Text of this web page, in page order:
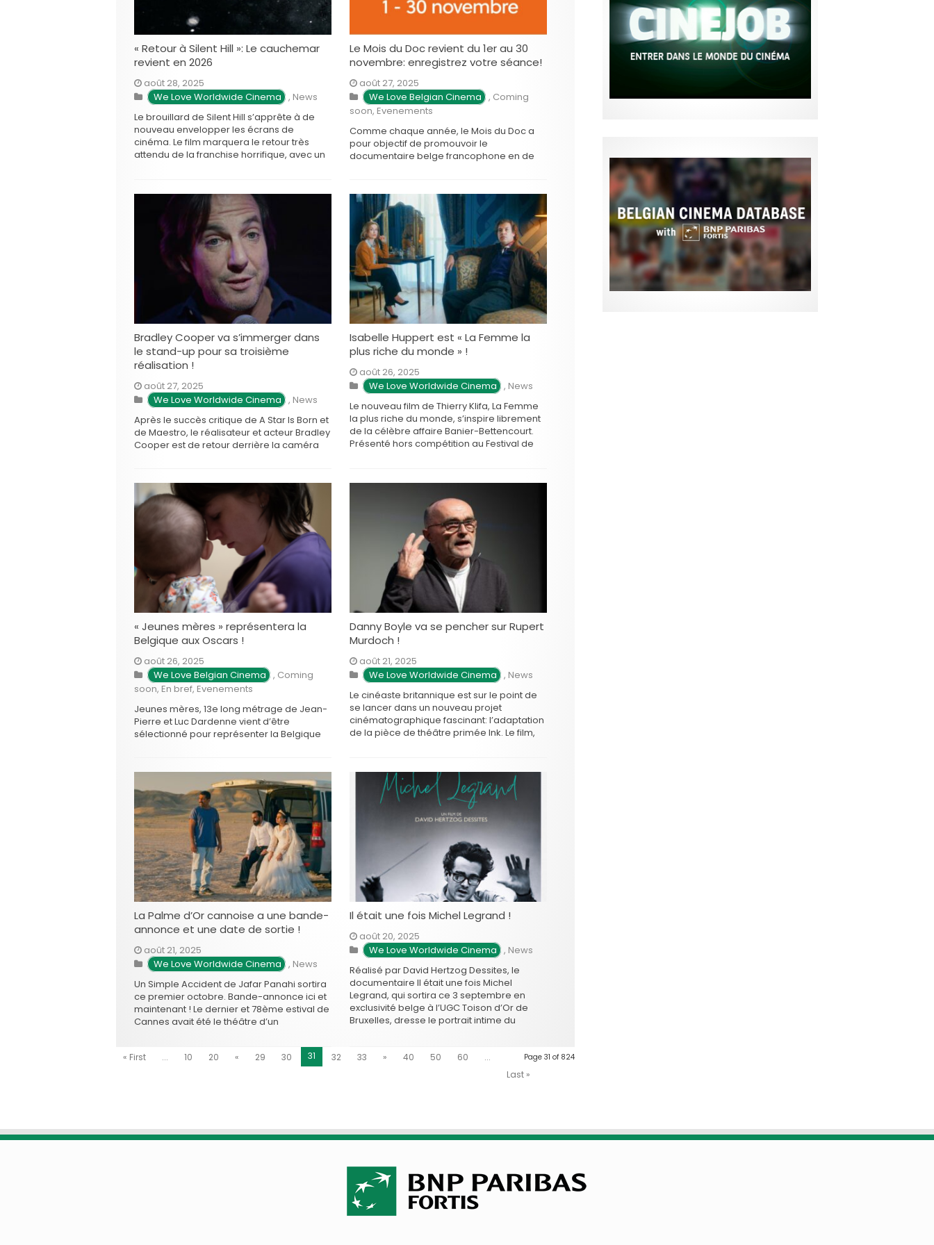
« Retour à Silent Hill »: Le cauchemar
revient en 2026
août 28, 2025
We Love Worldwide Cinema , News
Le brouillard de Silent Hill s’apprête à de
nouveau envelopper les écrans de
cinéma. Le film marquera le retour très
attendu de la franchise horrifique, avec un
dans les profondeurs de la psyché
humaine. Return to …
Le Mois du Doc revient du 1er au 30
novembre: enregistrez votre séance!
août 27, 2025
We Love Belgian Cinema , Coming
soon, Evenements
Comme chaque année, le Mois du Doc a
pour objectif de promouvoir le
documentaire belge francophone en de
et séances thématiques. Les projections
ont lieu partout à Bruxelles et en Wallonie,
dans les cinémas, mais aussi les centres
culturels, les …
Bradley Cooper va s’immerger dans
le stand-up pour sa troisième
réalisation !
août 27, 2025
We Love Worldwide Cinema , News
Après le succès critique de A Star Is Born et
de Maestro, le réalisateur et acteur Bradley
Cooper est de retour derrière la caméra
une comédie dramatique émouvante,
marque un changement de ton pour
Cooper, qui …
Isabelle Huppert est « La Femme la
plus riche du monde » !
août 26, 2025
We Love Worldwide Cinema , News
Le nouveau film de Thierry Klifa, La Femme
la plus riche du monde, s’inspire librement
de la célèbre affaire Banier-Bettencourt.
Présenté hors compétition au Festival de
sein de la haute bourgeoisie, porté par un
« Jeunes mères » représentera la
Belgique aux Oscars !
août 26, 2025
We Love Belgian Cinema , Coming
soon, En bref, Evenements
Jeunes mères, 13e long métrage de Jean-
Pierre et Luc Dardenne vient d’être
sélectionné pour représenter la Belgique
a été choisi pour représenter la Belgique
dans la course à l’Oscar du meilleur film
international lors …
Danny Boyle va se pencher sur Rupert
Murdoch !
août 21, 2025
We Love Worldwide Cinema , News
Le cinéaste britannique est sur le point de
se lancer dans un nouveau projet
cinématographique fascinant: l’adaptation
de la pièce de théâtre primée Ink. Le film,
Murdoch et sur la naissance du journalisme
à sensation britannique. …
La Palme d’Or cannoise a une bande-
annonce et une date de sortie !
août 21, 2025
We Love Worldwide Cinema , News
Un Simple Accident de Jafar Panahi sortira
ce premier octobre. Bande-annonce ici et
maintenant ! Le dernier et 78ème estival de
Cannes avait été le théâtre d’un
politique majeur: le sacre de Jafar Panahi
avec la Palme d’or pour son film clandestin,
Il était une fois Michel Legrand !
août 20, 2025
We Love Worldwide Cinema , News
Réalisé par David Hertzog Dessites, le
documentaire Il était une fois Michel
Legrand, qui sortira ce 3 septembre en
exclusivité belge à l’UGC Toison d’Or de
Bruxelles, dresse le portrait intime du
extraits de concerts pour retracer la …
Page 31 of 824
« First ... 10 20 « 29 30 31 32 33 » 40 50 60
...
Last »